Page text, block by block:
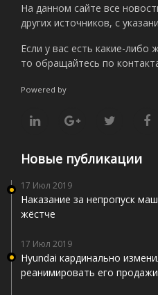
На данном сайте все
других источников, с
Если у вас есть какие-
то обращайтесь по
Powered by
Новые публикации
17 Июл 2019
Наказание за непропуск
жёстче
17 Июл 2019
Hyundai кардинально
реанимировать его продажи